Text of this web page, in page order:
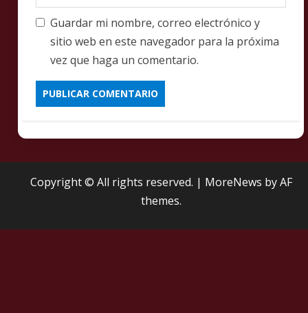
Guardar mi nombre, correo electrónico y
sitio web en este navegador para la próxima
vez que haga un comentario.
Copyright © All rights reserved. | MoreNews by AF
themes.